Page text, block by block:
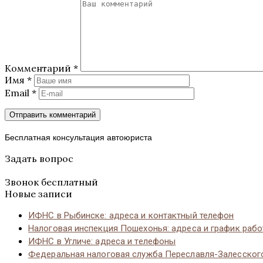
Комментарий *
Имя *
Email *
Бесплатная консультация автоюриста
Задать вопрос
Звонок бесплатный
Новые записи
ИФНС в Рыбинске: адреса и контактный телефон
Налоговая инспекция Пошехонья: адреса и график
ИФНС в Угличе: адреса и телефоны
Федеральная налоговая служба Переславля-